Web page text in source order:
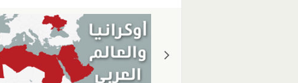
e
b
o
er
e
dI
n
g
er
gr
a
m
s
A
p